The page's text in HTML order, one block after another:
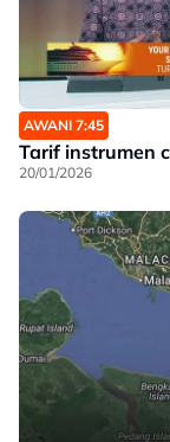
AWANI 7:45
Tarif instrumen
20/01/2026